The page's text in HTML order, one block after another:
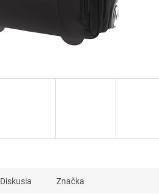
Diskusia Značka